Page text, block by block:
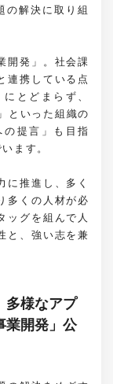
の解決に取り組
開発」。社会課
連携している点
とどまらず、
といった組織の
提言」も目指
ます。
に推進し、多く
多くの人材が必
ッグを組んで人
と、強い志を兼
多様なアプ
業開発」公